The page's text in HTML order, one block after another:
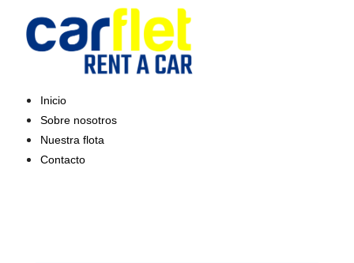
contenido
Inicio
Sobre nosotros
Nuestra flota
Contacto